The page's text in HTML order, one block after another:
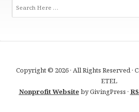
Copyright © 2026 · All Rights Reserved ·
ETEL
Nonprofit Website by GivingPress ·